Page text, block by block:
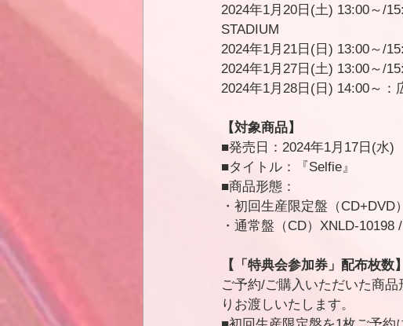
2024年1月20日(土) 13:00～/
STADIUM
2024年1月21日(日) 13:00～/
2024年1月27日(土) 13:00～/
2024年1月28日(日) 14:00～
【対象商品】
■発売日：2024年1月17日(水)
■タイトル：『Selfie』
■商品形態：
・初回生産限定盤（CD+DVD
・通常盤（CD）XNLD-10198
【「特典会参加券」配布枚数】
ご予約/ご購入いただいた商
りお渡しいたします。